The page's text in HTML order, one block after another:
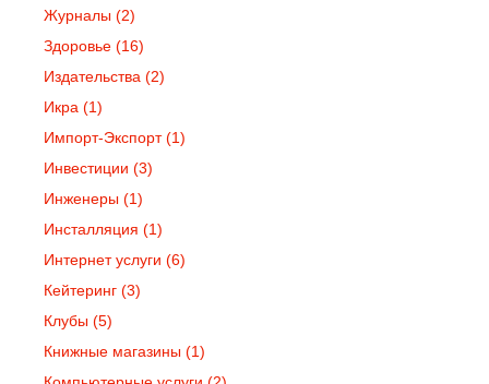
Журналы (2)
Здоровье (16)
Издательства (2)
Икра (1)
Импорт-Экспорт(1)
Инвестиции (3)
Инженеры (1)
Инсталляция (1)
Интернет услуги (6)
Кейтеринг (3)
Клубы (5)
Книжные магазины (1)